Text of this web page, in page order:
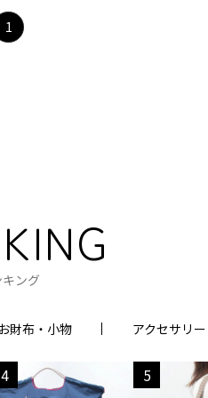
1
ング
お財布・小物 アクセサリー
4 5